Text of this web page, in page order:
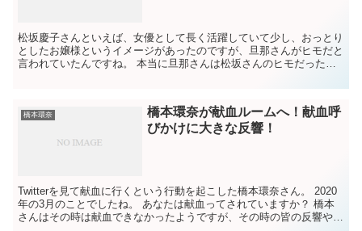
松坂慶子さんといえば、女優として長く活躍していて少し、おっとり
としたお嬢様というイメージがあったのですが、旦那さんがヒモだと
言われていたんですね。 本当に旦那さんは松坂さんのヒモだったの
橋本環奈
橋本環奈が献血ルームへ！献血呼
びかけに大きな反響！
Twitterを見て献血に行くという行動を起こした橋本環奈さん。 2020
年の3月のことでしたね。 あなたは献血ってされていますか？ 橋本
さんはその時は献血できなかったようですが、その時の皆の反響や献